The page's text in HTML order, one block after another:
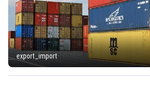
export_import